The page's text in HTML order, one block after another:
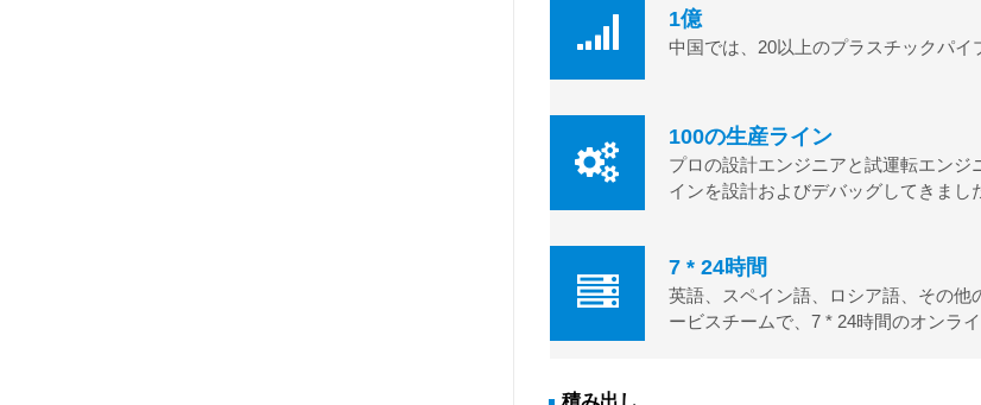
1億
中国では、20以上のプラスチックパ
100の生産ライン
プロの設計エンジニアと試運転エン
インを設計およびデバッグしてきまし
7 * 24時間
英語、スペイン語、ロシア語、その
ービスチームで、7 * 24時間のオンラ